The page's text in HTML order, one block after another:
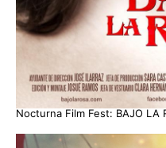
Nocturna Film Fest: BAJO LA